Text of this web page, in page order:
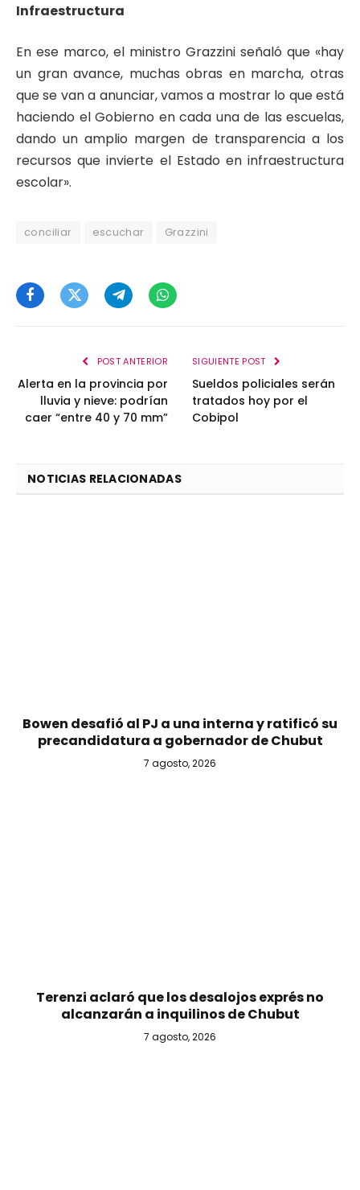
Infraestructura
En ese marco, el ministro Grazzini señaló que «hay
un gran avance, muchas obras en marcha, otras
que se van a anunciar, vamos a mostrar lo que está
haciendo el Gobierno en cada una de las escuelas,
dando un amplio margen de transparencia a los
recursos que invierte el Estado en infraestructura
escolar».
conciliar escuchar Grazzini
FacebookTwitterTelegramWhatsApp
POST ANTERIOR
Alerta en la provincia por
lluvia y nieve: podrían
caer “entre 40 y 70 mm”
SIGUIENTE POST
Sueldos policiales serán
tratados hoy por el
Cobipol
NOTICIAS RELACIONADAS
Bowen desafió al PJ a una interna y ratificó su
precandidatura a gobernador de Chubut
7 agosto, 2026
Terenzi aclaró que los desalojos exprés no
alcanzarán a inquilinos de Chubut
7 agosto, 2026